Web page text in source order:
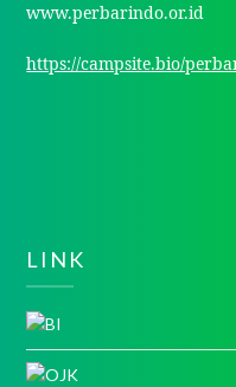
www.perbarindo.or.id
https://campsite.bio/
LINK